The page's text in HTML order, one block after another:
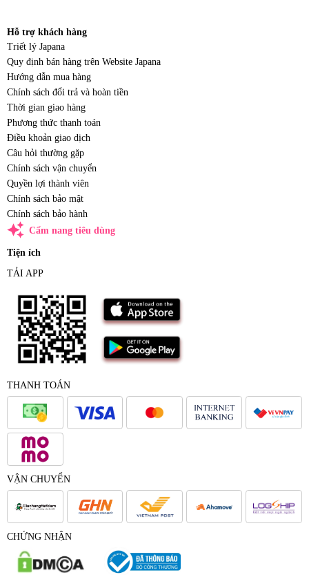
Hỗ trợ khách hàng
Triết lý Japana
Quy định bán hàng trên Website Japana
Hướng dẫn mua hàng
Chính sách đổi trả và hoàn tiền
Thời gian giao hàng
Phương thức thanh toán
Điều khoản giao dịch
Câu hỏi thường gặp
Chính sách vận chuyển
Quyền lợi thành viên
Chính sách bảo mật
Chính sách bảo hành
auto_awesome Cẩm nang tiêu dùng
Tiện ích
TẢI APP
THANH TOÁN
VẬN CHUYỂN
CHỨNG NHẬN